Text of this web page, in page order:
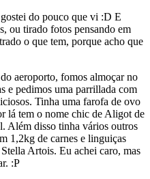
do pouco que vi :D E
ou tirado fotos pensando em
o que tem, porque acho que
aeroporto, fomos almoçar no
e pedimos uma parrillada com
Tinha uma farofa de ovo
lá tem o nome chic de Aligot de
Além disso tinha vários outros
1,2kg de carnes e linguiças
Artois. Eu achei caro, mas
:P